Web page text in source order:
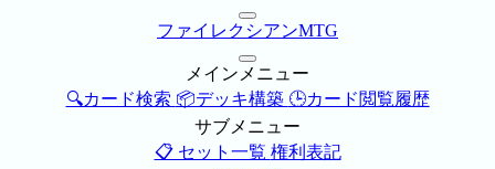
ファイレクシアンMTG
メインメニュー
🔍カード検索 📦デッキ構築 🕒カード閲覧履歴
サブメニュー
📋 セット一覧 権利表記